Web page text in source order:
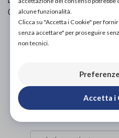
Compressione Terapeutica
PROVA E ACQUISTA
DA120,00€
NON DISPONIBILE
ACQUISTA ONLINE
NON DISPONIBILE
alcune funzionalità.
Clicca su "Accetta i Cookie" per
senza accettare" per proseguire
non tecnici.
Accetta i